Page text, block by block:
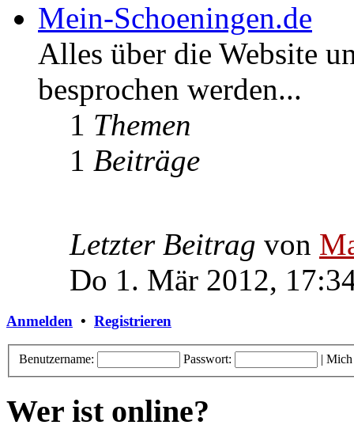
Mein-Schoeningen.de
Alles über die Website
besprochen werden...
1 Themen
1 Beiträge
Letzter Beitrag von
Do 1. Mär 2012,
Anmelden • Registrieren
Benutzername: Passwort: | Mich
Wer ist online?